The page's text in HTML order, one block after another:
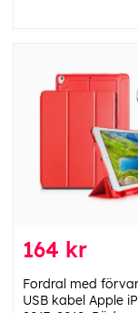
164 kr
Fordral med
USB kabel Apple